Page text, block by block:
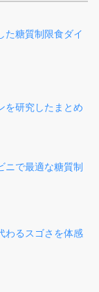
た糖質制限食ダイ
を研究したまとめ
ニで最適な糖質制
わるスゴさを体感